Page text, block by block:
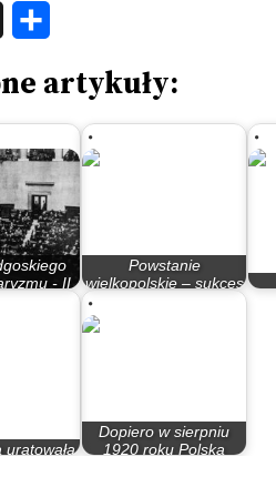
artykuły:
- II
Powstanie
wielkopolskie – sukces
uratowała
Dopiero w sierpniu
1920 roku Polska